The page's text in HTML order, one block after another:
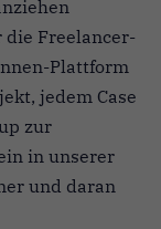
die Freelancer-
Plattform
jedem Case
zur
in unserer
und daran